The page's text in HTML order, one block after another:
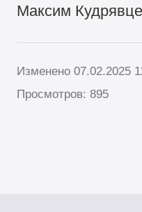
Максим
Изменено 07.02.2025
Просмотров: 895